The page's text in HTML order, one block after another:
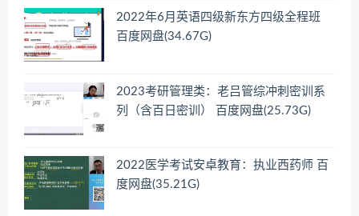
2022年6月英语四级新东方四级全程班
百度网盘(34.67G)
2023考研管理类：老吕管综冲刺密训系
列（含百日密训） 百度网盘(25.73G)
2022医学考试安卓教育：执业西药师 百
度网盘(35.21G)